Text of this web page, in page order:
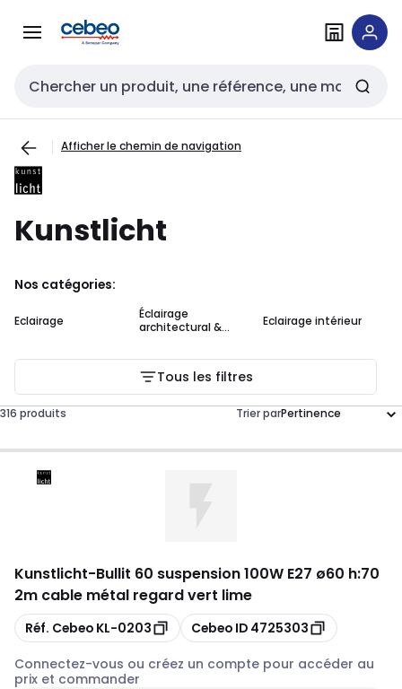
navigationau
Entrée de recherche
Afficher le chemin de navigation
Kunstlicht
Nos catégories:
Eclairage
Éclairage
architectural &
Eclairage intérieur
Tous les filtres
316 produits Trier par
Kunstlicht-Bullit 60 suspension 100W E27 ø60 h:70
2m cable métal regard vert lime
Copier
Réf. Cebeo KL-0203 Copier
Cebeo ID 4725303
Connectez-vous ou créez un compte pour accéder au
prix et commander